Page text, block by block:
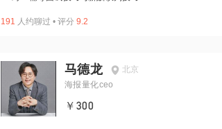
191 人约聊过 • 评分 9.2
马德龙
北京
海报量化ceo
￥300